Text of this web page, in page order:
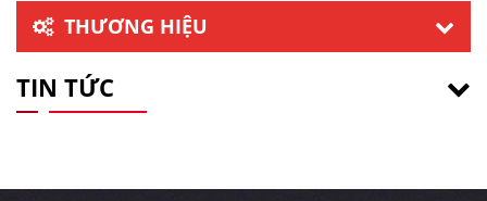
THƯƠNG HIỆU
TIN TỨC